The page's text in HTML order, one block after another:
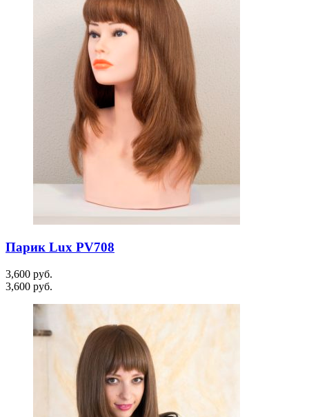
Парик Lux PV708
3,600 руб.
3,600 руб.